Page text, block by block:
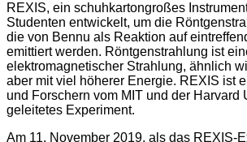
REXIS, ein schuhkartongroßes
Studenten entwickelt, um die
die von Bennu als Reaktion auf
emittiert werden. Röntgenstrahlung ist
elektromagnetischer Strahlung, ähnlich
aber mit viel höherer Energie. REXIS ist
und Forschern vom MIT und der Harvard
geleitetes Experiment.
Am 11. November 2019, als das REXIS-